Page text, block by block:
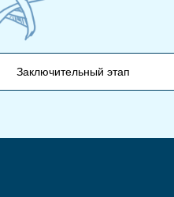
Заключительный этап